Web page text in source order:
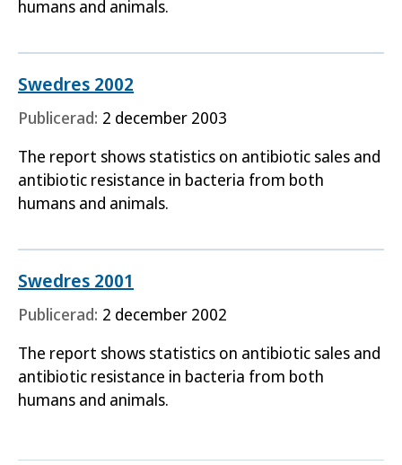
humans and animals.
Swedres 2002
Publicerad: 2 december 2003
The report shows statistics on antibiotic sales and
antibiotic resistance in bacteria from both
humans and animals.
Swedres 2001
Publicerad: 2 december 2002
The report shows statistics on antibiotic sales and
antibiotic resistance in bacteria from both
humans and animals.